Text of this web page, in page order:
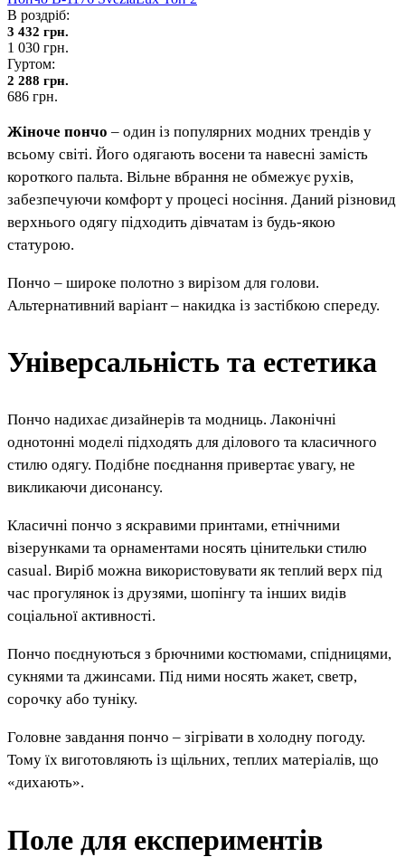
В роздріб:
3 432 грн.
1 030 грн.
Гуртом:
2 288 грн.
686 грн.
Жіноче пончо – один із популярних модних трендів у
всьому світі. Його одягають восени та навесні замість
короткого пальта. Вільне вбрання не обмежує рухів,
забезпечуючи комфорт у процесі носіння. Даний різновид
верхнього одягу підходить дівчатам із будь-якою
статурою.
Пончо – широке полотно з вирізом для голови.
Альтернативний варіант – накидка із застібкою спереду.
Універсальність та естетика
Пончо надихає дизайнерів та модниць. Лаконічні
однотонні моделі підходять для ділового та класичного
стилю одягу. Подібне поєднання привертає увагу, не
викликаючи дисонансу.
Класичні пончо з яскравими принтами, етнічними
візерунками та орнаментами носять цінительки стилю
casual. Виріб можна використовувати як теплий верх під
час прогулянок із друзями, шопінгу та інших видів
соціальної активності.
Пончо поєднуються з брючними костюмами, спідницями,
сукнями та джинсами. Під ними носять жакет, светр,
сорочку або туніку.
Головне завдання пончо – зігрівати в холодну погоду.
Тому їх виготовляють із щільних, теплих матеріалів, що
«дихають».
Поле для експериментів